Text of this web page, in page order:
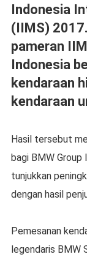
Indonesia
(IIMS)
pameran
Indonesia
kendaraan
kendaraan
Hasil tersebut
bagi BMW
tunjukkan
dengan hasil
Pemesanan
legendaris BMW